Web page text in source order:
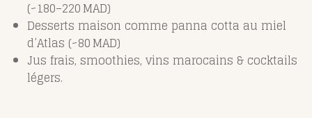
(~180–220 MAD)
Desserts maison comme panna cotta au miel
d’Atlas (~80 MAD)
Jus frais, smoothies, vins marocains & cocktails
légers.